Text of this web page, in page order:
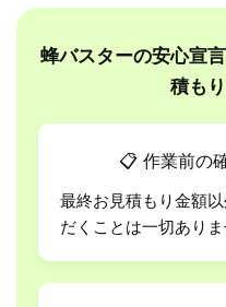
蜂バスターの安心宣
積も
📋 作業前の
最終お見積もり金額
だくことは一切ありま